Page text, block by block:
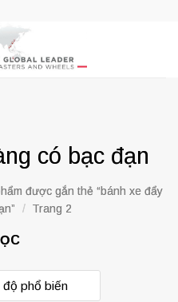
có bạc đạn
được gắn thẻ “bánh xe đẩy
/ Trang 2